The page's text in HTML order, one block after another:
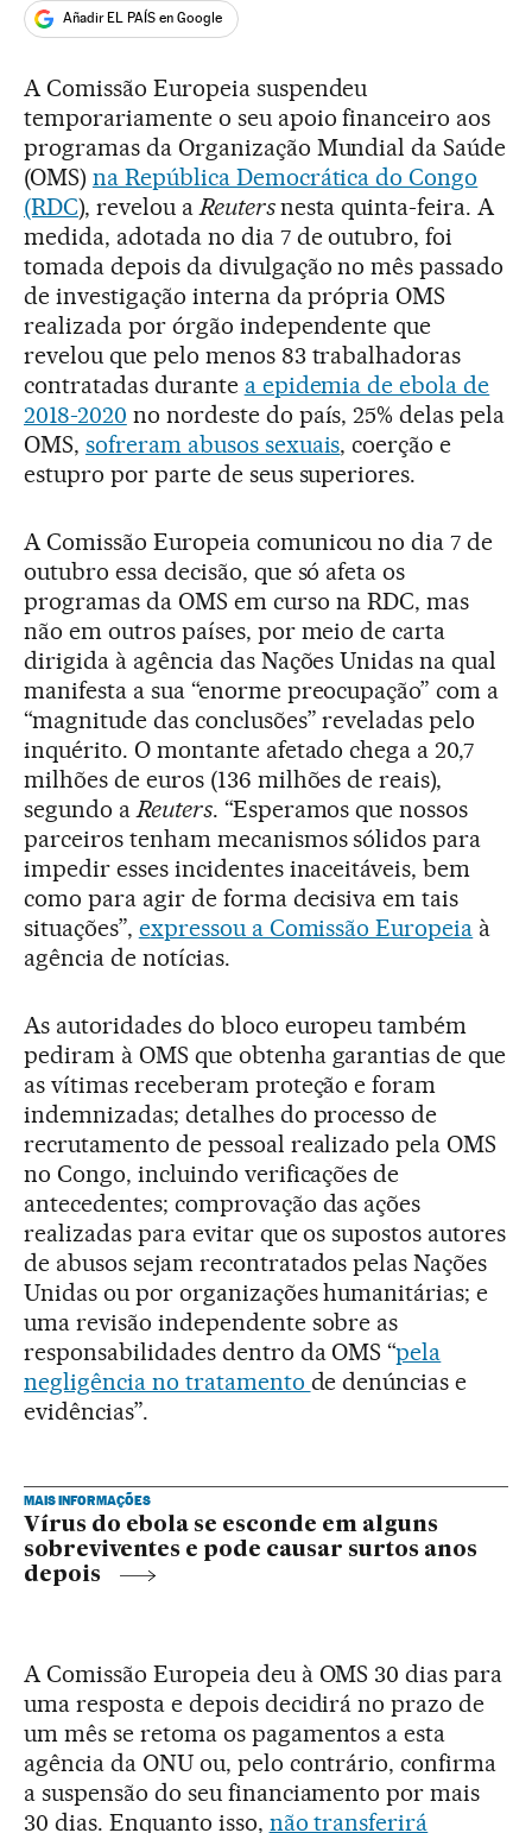
Añadir EL PAÍS en Google
A Comissão Europeia suspendeu
temporariamente o seu apoio financeiro aos
programas da Organização Mundial da Saúde
(OMS) na República Democrática do Congo
(RDC), revelou aReutersnesta quinta-feira. A
medida, adotada no dia 7 de outubro, foi
tomada depois da divulgação no mês passado
de investigação interna da própria OMS
realizada por órgão independente que
revelou que pelo menos 83 trabalhadoras
contratadas durante a epidemia de ebola de
2018-2020 no nordeste do país, 25% delas pela
OMS, sofreram abusos sexuais, coerção e
estupro por parte de seus superiores.
A Comissão Europeia comunicou no dia 7 de
outubro essa decisão, que só afeta os
programas da OMS em curso na RDC, mas
não em outros países, por meio de carta
dirigida à agência das Nações Unidas na qual
manifesta a sua “enorme preocupação” com a
“magnitude das conclusões” reveladas pelo
inquérito. O montante afetado chega a 20,7
milhões de euros (136 milhões de reais),
segundo aReuters. “Esperamos que nossos
parceiros tenham mecanismos sólidos para
impedir esses incidentes inaceitáveis, bem
como para agir de forma decisiva em tais
situações”, expressou a Comissão Europeia à
agência de notícias.
As autoridades do bloco europeu também
pediram à OMS que obtenha garantias de que
as vítimas receberam proteção e foram
indemnizadas; detalhes do processo de
recrutamento de pessoal realizado pela OMS
no Congo, incluindo verificações de
antecedentes; comprovação das ações
realizadas para evitar que os supostos autores
de abusos sejam recontratados pelas Nações
Unidas ou por organizações humanitárias; e
uma revisão independente sobre as
responsabilidades dentro da OMS “pela
negligência no tratamento de denúncias e
evidências”.
MAIS INFORMAÇÕES
Vírus do ebola se esconde em alguns
sobreviventes e pode causar surtos anos
depois
A Comissão Europeia deu à OMS 30 dias para
uma resposta e depois decidirá no prazo de
um mês se retoma os pagamentos a esta
agência da ONU ou, pelo contrário, confirma
a suspensão do seu financiamento por mais
30 dias. Enquanto isso, não transferirá